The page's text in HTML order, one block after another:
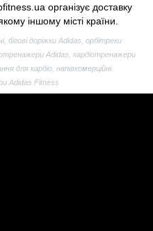
організує доставку
іншому місті країни.
доріжки Adidas, орбітреки
Adidas, кардіотренажери
для кардіо, напівкомерційні
Adidas Fitness